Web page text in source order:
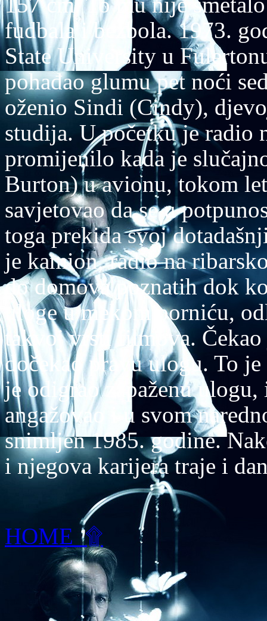
fudbala i bezbola. 1973.
State University u
pohađao glumu pet noći
oženio Sindi (Cindy),
studija. U početku je radio
promijenilo kada je
Burton) u avionu, tokom
savjetovao da se u
toga prekida svoj
je kamion, radio na
do domova poznatih dok
uloge u mekom porniću,
takvoj vrsti filmova.
dočekao pravu ulogu. To
je odigrao zapaženu
angažovao i u svom
snimljen 1985. godine.
i njegova karijera traje i
HOME۩